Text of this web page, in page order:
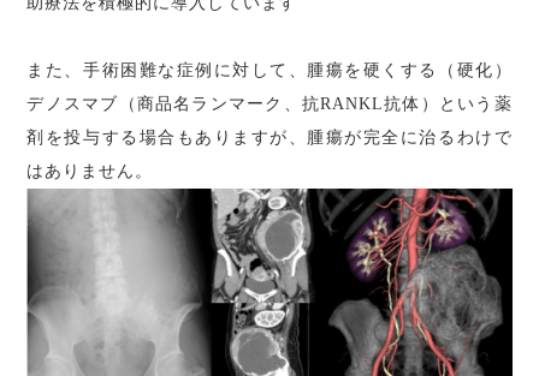
また、手術困難な症例に対して、腫瘍を硬くする（硬化）
デノスマブ（商品名ランマーク、抗RANKL抗体）という薬
剤を投与する場合もありますが、腫瘍が完全に治るわけで
はありません。